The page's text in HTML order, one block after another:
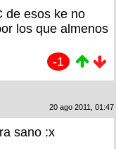
de esos ke no
los que almenos
-1
20 ago 2011, 01:47
sano :x